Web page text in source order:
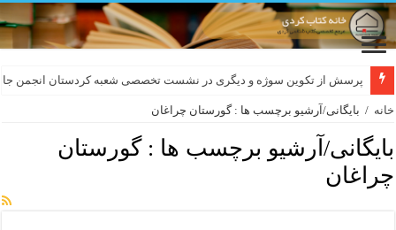
پرسش از تکوین سوژه و دیگری در نشست تخصصی شعبه کردستان انجمن
خانه / بایگانی/آرشیو برچسب ها : گورستان چراغان
بایگانی/آرشیو برچسب ها :گورستان
چراغان